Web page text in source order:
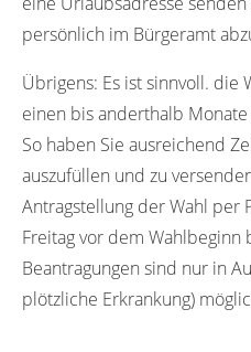
persönlich im Bürgeramt
Übrigens: Es ist sinnvoll. die
einen bis anderthalb
So haben Sie ausreichend
auszufüllen und zu
Antragstellung der Wahl per
Freitag vor dem
Beantragungen sind nur in
plötzliche Erkrankung)